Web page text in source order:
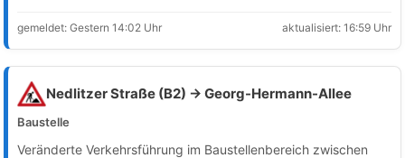
gemeldet: Gestern 14:02 Uhr aktualisiert: 16:59 Uhr
Nedlitzer Straße (B2) → Georg-Hermann-Allee
Baustelle
Veränderte Verkehrsführung im Baustellenbereich zwischen